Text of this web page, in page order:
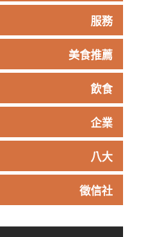
服務
美食推薦
飲食
企業
八大
徵信社